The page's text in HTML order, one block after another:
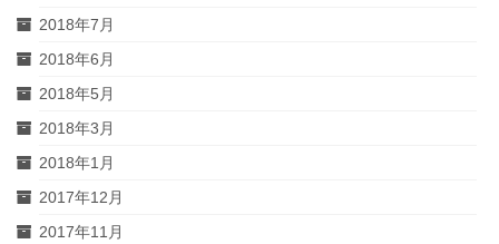
2018年7月
2018年6月
2018年5月
2018年3月
2018年1月
2017年12月
2017年11月